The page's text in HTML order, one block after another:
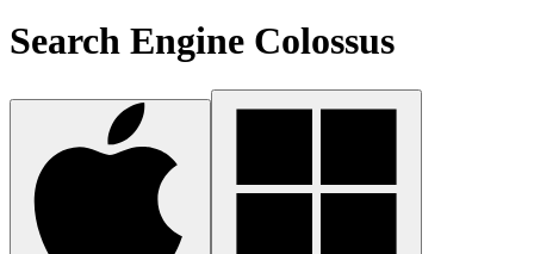
Search Engine Colossus